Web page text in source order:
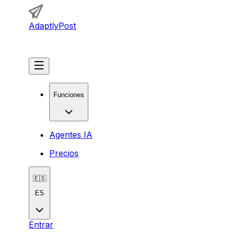
AdaptlyPost
Funciones
Agentes IA
Precios
🇪🇸
ES
Entrar